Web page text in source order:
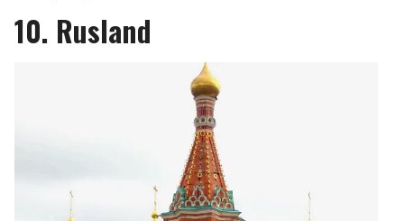
10. Rusland